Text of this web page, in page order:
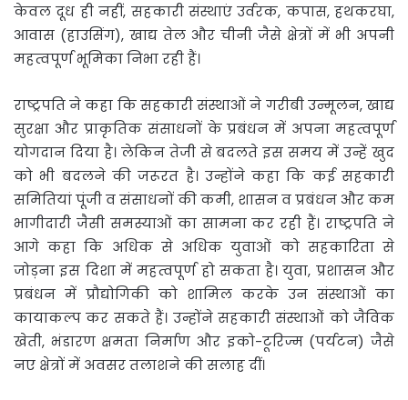
केवल दूध ही नहीं, सहकारी संस्थाएं उर्वरक, कपास, हथकरघा,
आवास (हाउसिंग), खाद्य तेल और चीनी जैसे क्षेत्रों में भी अपनी
महत्वपूर्ण भूमिका निभा रही हैं।
राष्ट्रपति ने कहा कि सहकारी संस्थाओं ने गरीबी उन्मूलन, खाद्य
सुरक्षा और प्राकृतिक संसाधनों के प्रबंधन में अपना महत्वपूर्ण
योगदान दिया है। लेकिन तेजी से बदलते इस समय में उन्हें खुद
को भी बदलने की जरूरत है। उन्होंने कहा कि कई सहकारी
समितियां पूंजी व संसाधनों की कमी, शासन व प्रबंधन और कम
भागीदारी जैसी समस्याओं का सामना कर रही हैं। राष्ट्रपति ने
आगे कहा कि अधिक से अधिक युवाओं को सहकारिता से
जोड़ना इस दिशा में महत्वपूर्ण हो सकता है। युवा, प्रशासन और
प्रबंधन में प्रौद्योगिकी को शामिल करके उन संस्थाओं का
कायाकल्प कर सकते हैं। उन्होंने सहकारी संस्थाओं को जैविक
खेती, भंडारण क्षमता निर्माण और इको-टूरिज्म (पर्यटन) जैसे
नए क्षेत्रों में अवसर तलाशने की सलाह दीं।